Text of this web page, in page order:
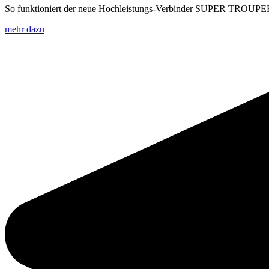
So funktioniert der neue Hochleistungs-Verbinder SUPER
mehr dazu